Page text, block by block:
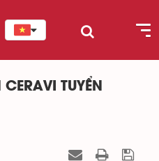
TUYỂN